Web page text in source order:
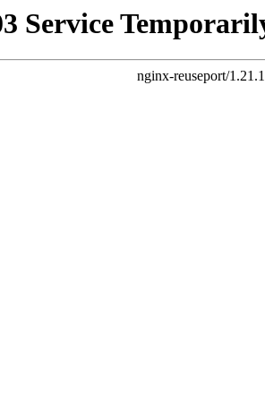
Service
nginx-reuseport/1.21.1